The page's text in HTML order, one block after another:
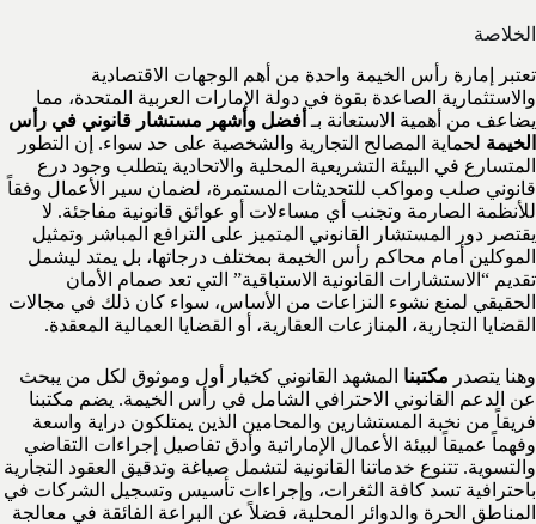
الخلاصة
تعتبر إمارة رأس الخيمة واحدة من أهم الوجهات الاقتصادية
والاستثمارية الصاعدة بقوة في دولة الإمارات العربية المتحدة، مما
يضاعف من أهمية الاستعانة بـ أفضل وأشهر مستشار قانوني في رأس
الخيمة لحماية المصالح التجارية والشخصية على حد سواء. إن التطور
المتسارع في البيئة التشريعية المحلية والاتحادية يتطلب وجود درع
قانوني صلب ومواكب للتحديثات المستمرة، لضمان سير الأعمال وفقاً
للأنظمة الصارمة وتجنب أي مساءلات أو عوائق قانونية مفاجئة. لا
يقتصر دور المستشار القانوني المتميز على الترافع المباشر وتمثيل
الموكلين أمام محاكم رأس الخيمة بمختلف درجاتها، بل يمتد ليشمل
تقديم “الاستشارات القانونية الاستباقية” التي تعد صمام الأمان
الحقيقي لمنع نشوء النزاعات من الأساس، سواء كان ذلك في مجالات
القضايا التجارية، المنازعات العقارية، أو القضايا العمالية المعقدة.
وهنا يتصدر مكتبنا المشهد القانوني كخيار أول وموثوق لكل من يبحث
عن الدعم القانوني الاحترافي الشامل في رأس الخيمة. يضم مكتبنا
فريقاً من نخبة المستشارين والمحامين الذين يمتلكون دراية واسعة
وفهماً عميقاً لبيئة الأعمال الإماراتية وأدق تفاصيل إجراءات التقاضي
والتسوية. تتنوع خدماتنا القانونية لتشمل صياغة وتدقيق العقود التجارية
باحترافية تسد كافة الثغرات، وإجراءات تأسيس وتسجيل الشركات في
المناطق الحرة والدوائر المحلية، فضلاً عن البراعة الفائقة في معالجة